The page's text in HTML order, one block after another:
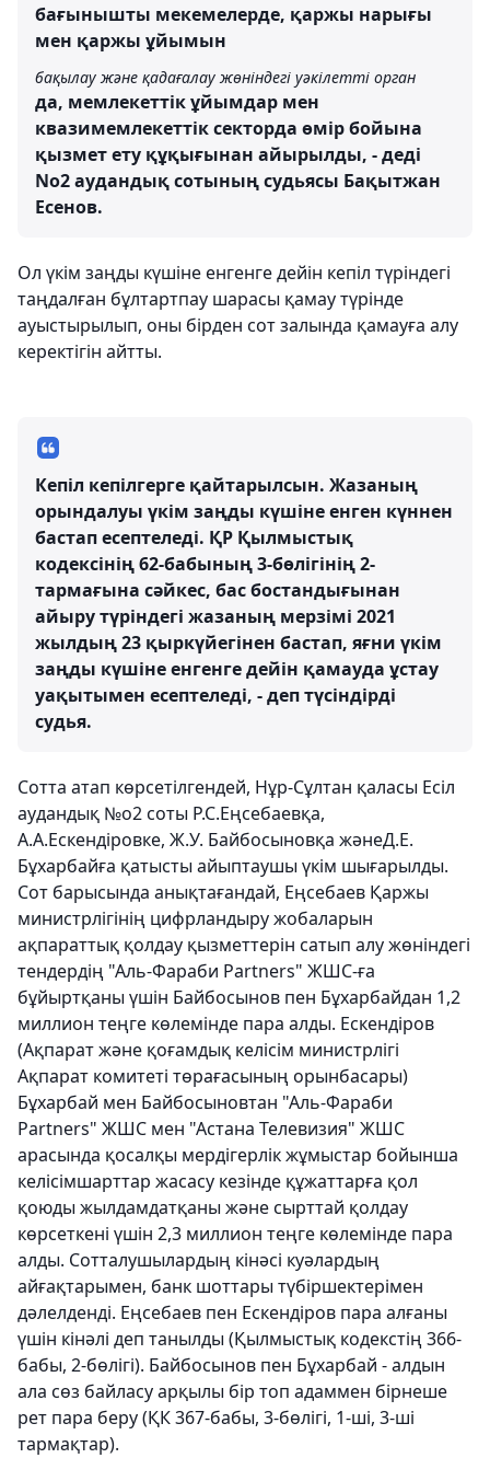
бағынышты мекемелерде, қаржы нарығы
мен қаржы ұйымын
бақылау және қадағалау жөніндегі уәкілетті орган
да, мемлекеттік ұйымдар мен
квазимемлекеттік секторда өмір бойына
қызмет ету құқығынан айырылды, - деді
No2 аудандық сотының судьясы Бақытжан
Есенов.
Ол үкім заңды күшіне енгенге дейін кепіл түріндегі
таңдалған бұлтартпау шарасы қамау түрінде
ауыстырылып, оны бірден сот залында қамауға алу
керектігін айтты.
Кепіл кепілгерге қайтарылсын. Жазаның
орындалуы үкім заңды күшіне енген күннен
бастап есептеледі. ҚР Қылмыстық
кодексінің 62-бабының 3-бөлігінің 2-
тармағына сәйкес, бас бостандығынан
айыру түріндегі жазаның мерзімі 2021
жылдың 23 қыркүйегінен бастап, яғни үкім
заңды күшіне енгенге дейін қамауда ұстау
уақытымен есептеледі, - деп түсіндірді
судья.
Сотта атап көрсетілгендей, Нұр-Сұлтан қаласы Есіл
аудандық №o2 соты Р.С.Еңсебаевқа,
А.А.Ескендіровке, Ж.У. Байбосыновқа жәнеД.Е.
Бұхарбайға қатысты айыптаушы үкім шығарылды.
Сот барысында анықтағандай, Еңсебаев Қаржы
министрлігінің цифрландыру жобаларын
ақпараттық қолдау қызметтерін сатып алу жөніндегі
тендердің "Аль-Фараби Partners" ЖШС-ға
бұйыртқаны үшін Байбосынов пен Бұхарбайдан 1,2
миллион теңге көлемінде пара алды. Ескендіров
(Ақпарат және қоғамдық келісім министрлігі
Ақпарат комитеті төрағасының орынбасары)
Бұхарбай мен Байбосыновтан "Аль-Фараби
Partners" ЖШС мен "Астана Телевизия" ЖШС
арасында қосалқы мердігерлік жұмыстар бойынша
келісімшарттар жасасу кезінде құжаттарға қол
қоюды жылдамдатқаны және сырттай қолдау
көрсеткені үшін 2,3 миллион теңге көлемінде пара
алды. Сотталушылардың кінәсі куәлардың
айғақтарымен, банк шоттары түбіршектерімен
дәлелденді. Еңсебаев пен Ескендіров пара алғаны
үшін кінәлі деп танылды (Қылмыстық кодекстің 366-
бабы, 2-бөлігі). Байбосынов пен Бұхарбай - алдын
ала сөз байласу арқылы бір топ адаммен бірнеше
рет пара беру (ҚК 367-бабы, 3-бөлігі, 1-ші, 3-ші
тармақтар).